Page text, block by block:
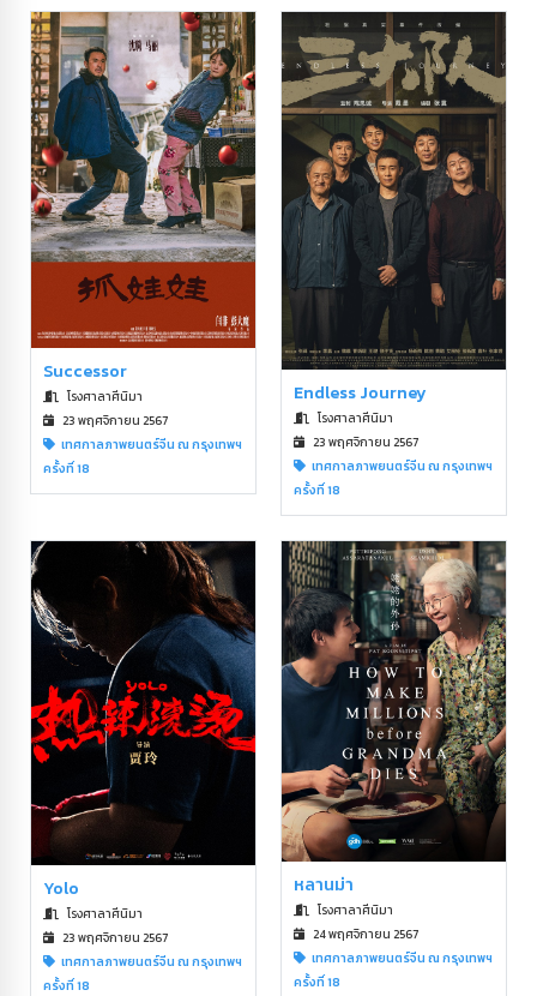
Successor
โรงศาลาศีนิมา
23 พฤศจิกายน 2567
เทศกาลภาพยนตร์จีน ณ กรุงเทพฯ
ครั้งที่ 18
Endless Journey
โรงศาลาศีนิมา
23 พฤศจิกายน 2567
เทศกาลภาพยนตร์จีน ณ กรุงเทพฯ
ครั้งที่ 18
Yolo
โรงศาลาศีนิมา
23 พฤศจิกายน 2567
เทศกาลภาพยนตร์จีน ณ กรุงเทพฯ
ครั้งที่ 18
หลานม่า
โรงศาลาศีนิมา
24 พฤศจิกายน 2567
เทศกาลภาพยนตร์จีน ณ กรุงเทพฯ
ครั้งที่ 18